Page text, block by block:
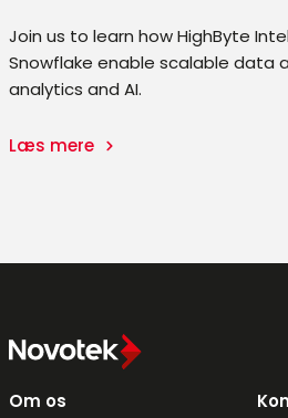
Join us to learn how HighByte
Snowflake enable scalable data
analytics and AI.
Læs mere
Om os